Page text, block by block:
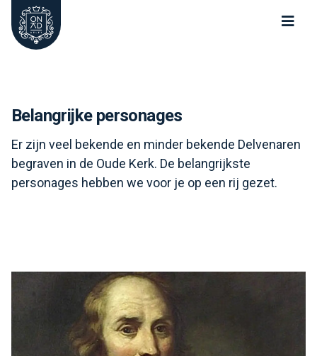
Oude Kerk Nieuwe Kerk Delft
Belangrijke personages
Er zijn veel bekende en minder bekende Delvenaren
begraven in de Oude Kerk. De belangrijkste
personages hebben we voor je op een rij gezet.